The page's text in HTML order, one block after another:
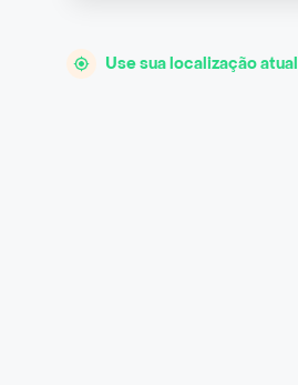
Use sua localização atual